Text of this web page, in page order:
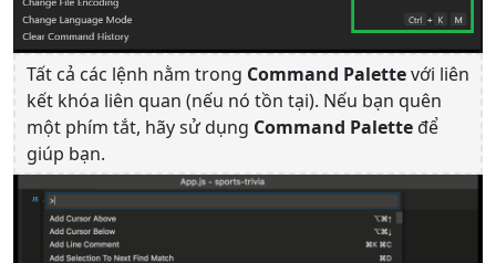
Tất cả các lệnh nằm trong Command Palettevới liên
kết khóa liên quan (nếu nó tồn tại). Nếu bạn quên
một phím tắt, hãy sử dụng Command Paletteđể
giúp bạn.